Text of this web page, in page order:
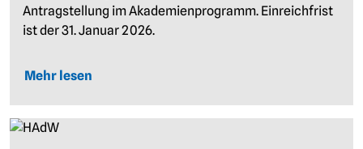
Antragstellung im Akademienprogramm. Einreichfrist
ist der 31. Januar 2026.
Mehr lesen